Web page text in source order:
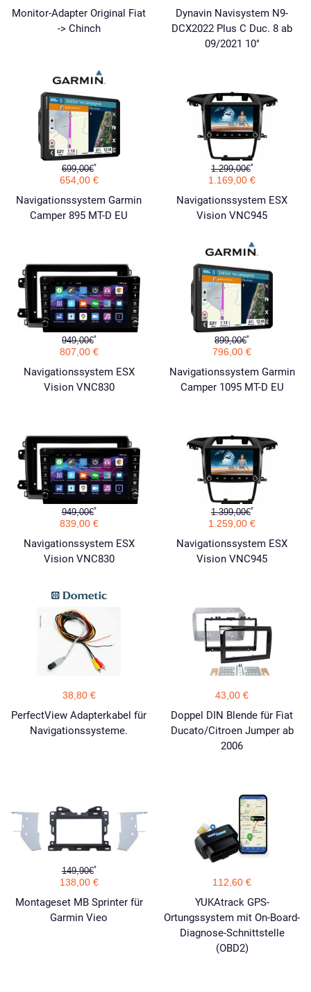
Monitor-Adapter Original Fiat
-> Chinch
Dynavin Navisystem N9-
DCX2022 Plus C Duc. 8 ab
09/2021 10"
699,00€*
654,00 €
Navigationssystem Garmin
Camper 895 MT-D EU
1.299,00€*
1.169,00 €
Navigationssystem ESX
Vision VNC945
949,00€*
807,00 €
Navigationssystem ESX
Vision VNC830
899,00€*
796,00 €
Navigationssystem Garmin
Camper 1095 MT-D EU
949,00€*
839,00 €
Navigationssystem ESX
Vision VNC830
1.399,00€*
1.259,00 €
Navigationssystem ESX
Vision VNC945
38,80 €
PerfectView Adapterkabel für
Navigationssysteme.
43,00 €
Doppel DIN Blende für Fiat
Ducato/Citroen Jumper ab
2006
149,90€*
138,00 €
Montageset MB Sprinter für
Garmin Vieo
112,60 €
YUKAtrack GPS-
Ortungssystem mit On-Board-
Diagnose-Schnittstelle
(OBD2)